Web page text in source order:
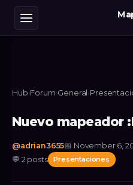
Hub›Forum›General ›
Nuevo mapeador
@adrian3655📅 November 6,
💬 2 posts Presentaciones